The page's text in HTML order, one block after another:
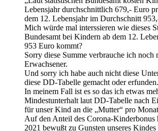
Lebensjahr durchschnittlich 679,- Euro
dem 12. Lebensjahr im Durchschnitt
Mich würde mal interssieren wie dieses
Bundesamt bei Kindern ab dem 12.
953 Euro kommt?
Sorry diese Summe verbrauche ich noch
Erwachsener.
Und sorry ich habe auch nicht diese
diese DD-Tabelle gemacht oder erfunden.
In meinem Fall ist es so das ich etwas
Mindestunterhalt laut DD-Tabelle nach
für unser Kind an die „Mutter“ pro
Auf den Anteil des Corona-Kinderbonus
2021 bewußt zu Gunsten unseres Kindes